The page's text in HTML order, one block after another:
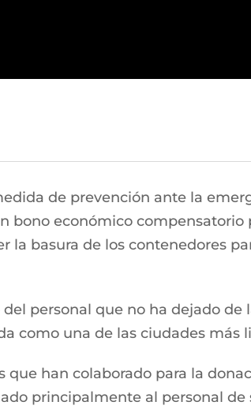
de prevención ante la
bono económico
la basura de los contenedores
personal que no ha dejado de
como una de las ciudades más
que han colaborado para la
principalmente al personal de